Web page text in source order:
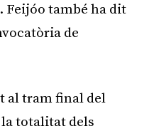
Feijóo també ha dit
de
al tram final del
la totalitat dels